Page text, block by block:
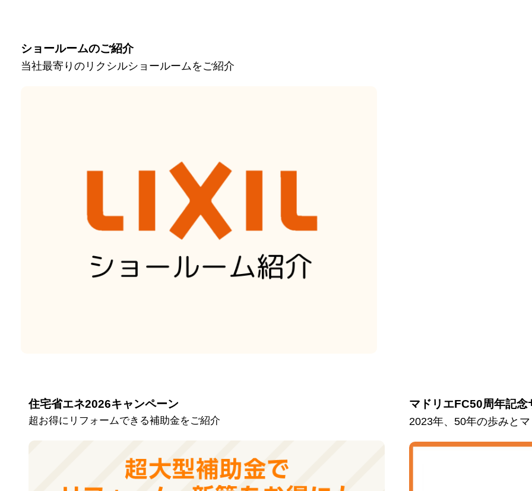
ショールームのご紹介
当社最寄りのリクシルショールームをご紹介
住宅省エネ2026キャンペーン
超お得にリフォームできる補助金をご紹介
マドリエFC50周年記念
2023年、50年の歩みと